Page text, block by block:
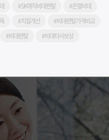
#SK매직비데렌탈
#온열비데
#치질개선
#비데렌탈가격비교
#비대렌탈
#비데타사보상